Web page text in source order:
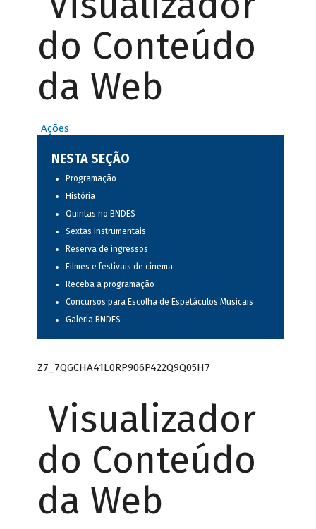
do Conteúdo
da Web
Ações
NESTA SEÇÃO
Programação
História
Quintas no BNDES
Sextas instrumentais
Reserva de ingressos
Filmes e festivais de cinema
Receba a programação
Concursos para Escolha de Espetáculos Musicais
Galeria BNDES
Z7_7QGCHA41L0RP906P422Q9Q05H7
Visualizador
do Conteúdo
da Web